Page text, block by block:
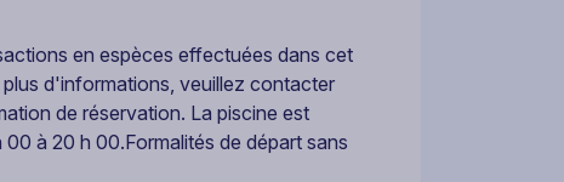
en espèces effectuées dans cet
d'informations, veuillez contacter
de réservation. La piscine est
à 20 h 00.Formalités de départ sans